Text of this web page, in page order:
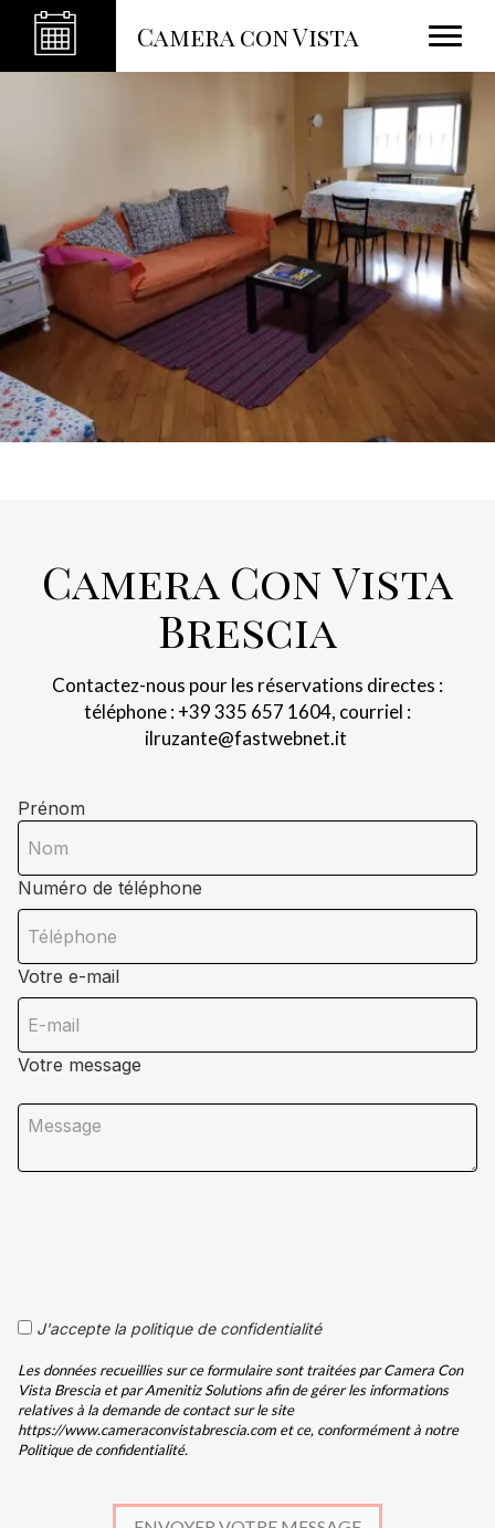
Camera con Vista
Camera Con Vista
Brescia
Contactez-nous pour les réservations directes :
téléphone : +39 335 657 1604, courriel :
ilruzante@fastwebnet.it
Prénom
Numéro de téléphone
Votre e-mail
Votre message
J'accepte la politique de confidentialité
Les données recueillies sur ce formulaire sont traitées par Camera Con
Vista Brescia et par Amenitiz Solutions afin de gérer les informations
relatives à la demande de contact sur le site
https://www.cameraconvistabrescia.com et ce, conformément à notre
Politique de confidentialité.